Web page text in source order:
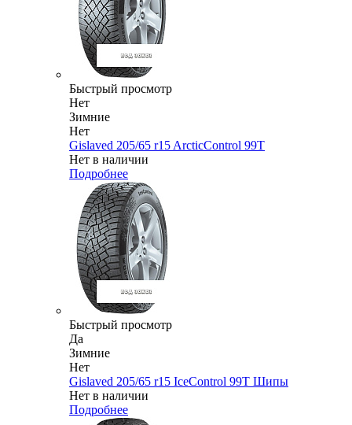
Быстрый просмотр
Нет
Зимние
Нет
Gislaved 205/65 r15 ArcticControl 99T
Нет в наличии
Подробнее
Быстрый просмотр
Да
Зимние
Нет
Gislaved 205/65 r15 IceControl 99T Шипы
Нет в наличии
Подробнее